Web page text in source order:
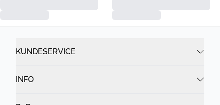
KUNDESERVICE
INFO